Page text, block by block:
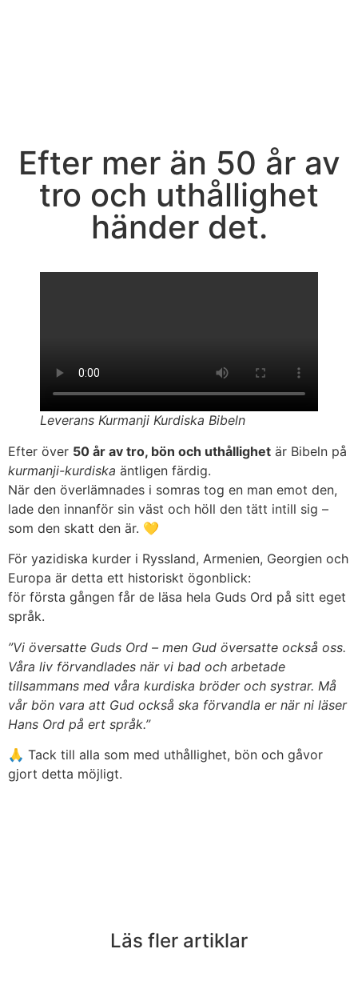
Efter mer än 50 år av
tro och uthållighet
händer det.
Leverans Kurmanji Kurdiska Bibeln
Efter över 50 år av tro, bön och uthållighet är Bibeln på
kurmanji-kurdiska äntligen färdig.
När den överlämnades i somras tog en man emot den,
lade den innanför sin väst och höll den tätt intill sig –
som den skatt den är. 💛
För yazidiska kurder i Ryssland, Armenien, Georgien och
Europa är detta ett historiskt ögonblick:
för första gången får de läsa hela Guds Ord på sitt eget
språk.
”Vi översatte Guds Ord – men Gud översatte också oss.
Våra liv förvandlades när vi bad och arbetade
tillsammans med våra kurdiska bröder och systrar. Må
vår bön vara att Gud också ska förvandla er när ni läser
Hans Ord på ert språk.”
🙏 Tack till alla som med uthållighet, bön och gåvor
gjort detta möjligt.
Läs fler artiklar